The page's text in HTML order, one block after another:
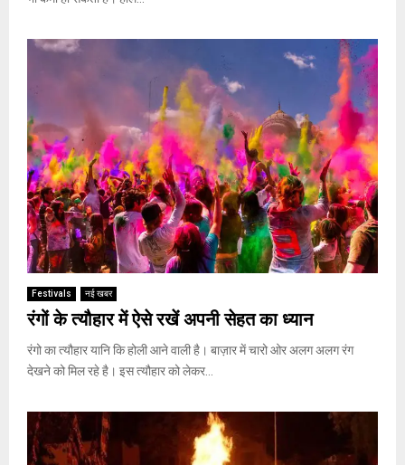
Festivals नई खबर
रंगों के त्यौहार में ऐसे रखें अपनी सेहत का ध्यान
रंगो का त्यौहार यानि कि होली आने वाली है। बाज़ार में चारो ओर अलग अलग रंग
देखने को मिल रहे है। इस त्यौहार को लेकर...